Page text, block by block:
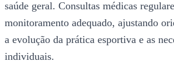
saúde geral. Consultas médicas
monitoramento adequado, ajustando
a evolução da prática esportiva e as
individuais.